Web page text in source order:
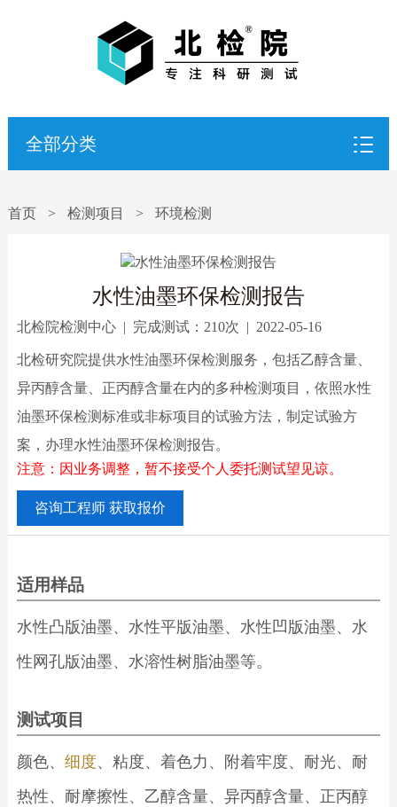
全部分类
首页 > 检测项目 > 环境检测
水性油墨环保检测报告
北检院检测中心| 完成测试： 210次 | 2022-05-16
北检研究院提供水性油墨环保检测服务，包括乙醇含量、
异丙醇含量、正丙醇含量在内的多种检测项目，依照水性
油墨环保检测标准或非标项目的试验方法，制定试验方
案，办理水性油墨环保检测报告。
注意：因业务调整，暂不接受个人委托测试望见谅。
咨询工程师 获取报价
适用样品
水性凸版油墨、水性平版油墨、水性凹版油墨、水
性网孔版油墨、水溶性树脂油墨等。
测试项目
颜色、 细度、粘度、着色力、附着牢度、耐光、耐
热性、耐摩擦性、乙醇含量、异丙醇含量、正丙醇